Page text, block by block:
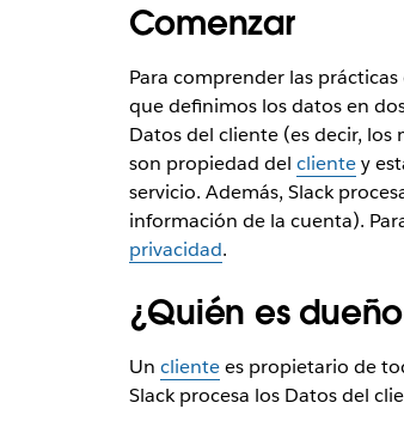
Comenzar
Para comprender las
que definimos los datos en
Datos del cliente (es decir, los
son propiedad del clientey
servicio. Además, Slack
información de la cuenta).
privacidad.
¿Quién es
Un clientees propietario de
Slack procesa los Datos del